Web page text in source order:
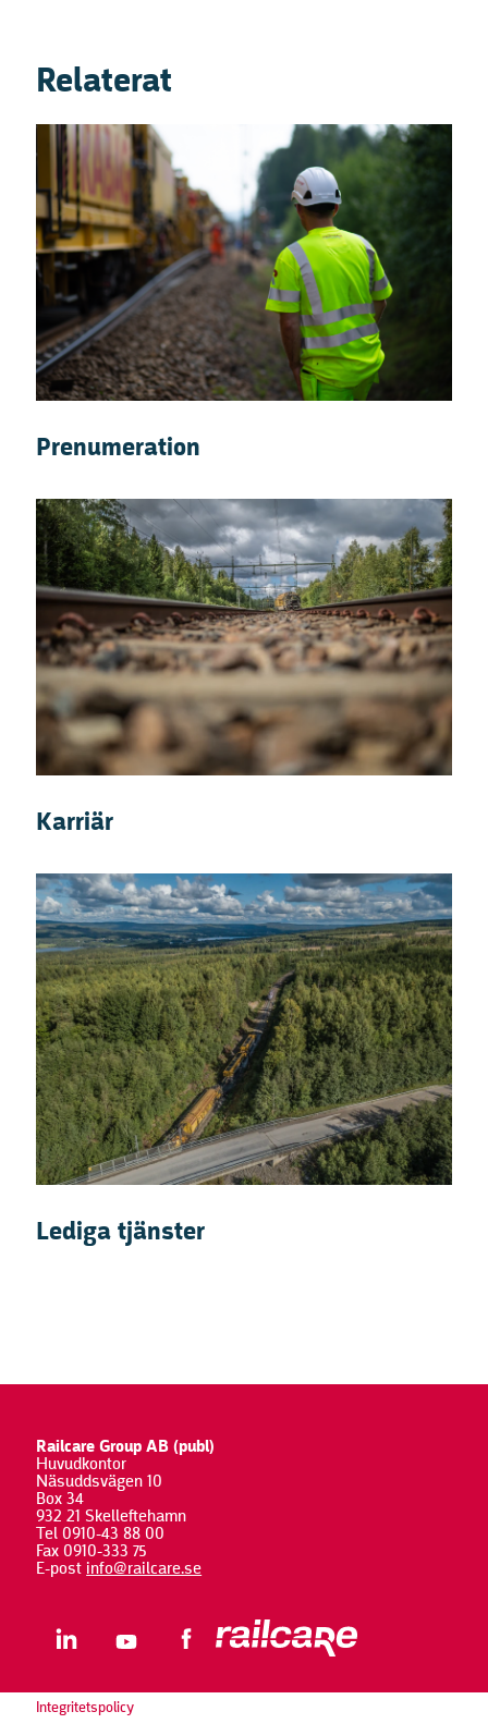
Relaterat
Prenumeration
Karriär
Lediga tjänster
Railcare Group AB (publ)
Huvudkontor
Näsuddsvägen 10
Box 34
932 21 Skelleftehamn
Tel 0910-43 88 00
Fax 0910-333 75
E-post info@railcare.se
Integritetspolicy